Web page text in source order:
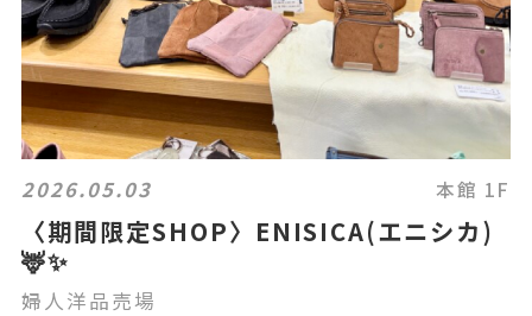
2026.05.03 本館 1F
〈期間限定SHOP〉ENISICA(エニシカ)
🦌✨
婦人洋品売場